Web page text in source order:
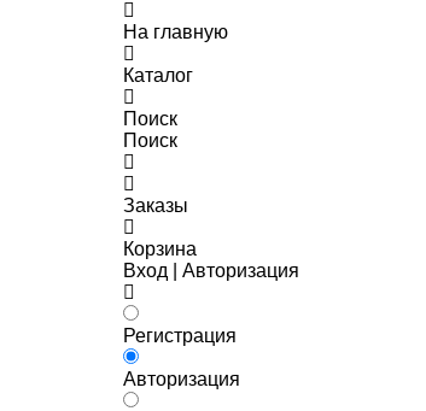
На главную
Каталог
Поиск
Поиск
Заказы
Корзина
Вход | Авторизация
Регистрация
Авторизация